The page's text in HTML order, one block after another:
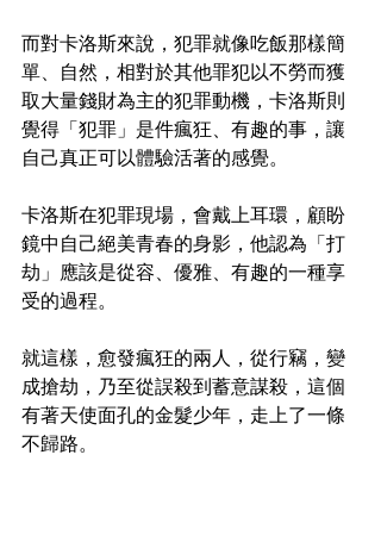
而對卡洛斯來說，犯罪就像吃飯那樣簡
單、自然，相對於其他罪犯以不勞而獲
取大量錢財為主的犯罪動機，卡洛斯則
覺得「犯罪」是件瘋狂、有趣的事，讓
自己真正可以體驗活著的感覺。
卡洛斯在犯罪現場，會戴上耳環，顧盼
鏡中自己絕美青春的身影，他認為「打
劫」應該是從容、優雅、有趣的一種享
受的過程。
就這樣，愈發瘋狂的兩人，從行竊，變
成搶劫，乃至從誤殺到蓄意謀殺，這個
有著天使面孔的金髮少年，走上了一條
不歸路。